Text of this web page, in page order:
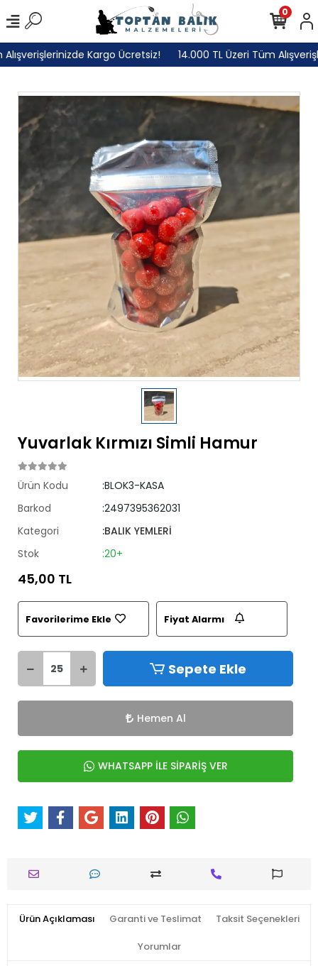
Kargo Ücretsiz! 14.000 TL Üzeri Tüm
0
Yuvarlak Kırmızı Simli Hamur
Ürün Kodu
:BLOK3-KASA
Barkod
:2497395362031
Kategori
:BALIK YEMLERİ
Stok
:20+
45,00 TL
Favorilerime Ekle Fiyat Alarmı
Sepete Ekle
Hemen Al
WHATSAPP İLE SİPARİŞ VER
Ürün Açıklaması Garanti ve Teslimat Taksit Seçenekleri
Yorumlar